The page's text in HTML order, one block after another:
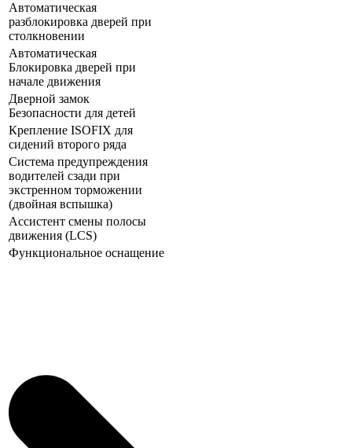
Автоматическая
разблокировка дверей при
столкновении
Автоматическая
Блокировка дверей при
начале движения
Дверной замок
Безопасности для детей
Крепление ISOFIX для
сидений второго ряда
Система предупреждения
водителей сзади при
экстренном торможении
(двойная вспышка)
Ассистент смены полосы
движения (LCS)
Функциональное оснащение